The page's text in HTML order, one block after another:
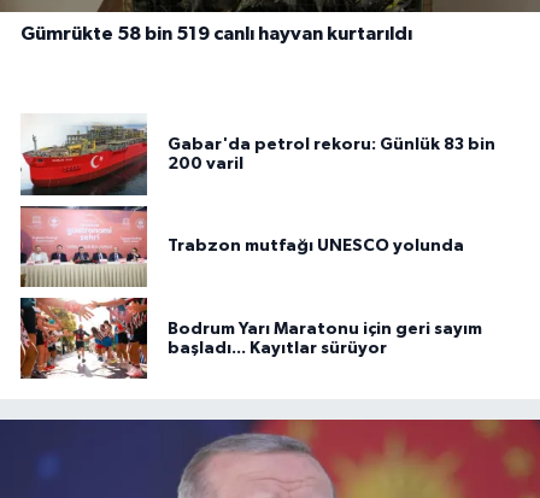
Gümrükte 58 bin 519 canlı hayvan kurtarıldı
Gabar'da petrol rekoru: Günlük 83 bin
200 varil
Trabzon mutfağı UNESCO yolunda
Bodrum Yarı Maratonu için geri sayım
başladı... Kayıtlar sürüyor